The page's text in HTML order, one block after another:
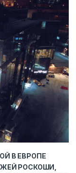
В ЕВРОПЕ
РОСКОШИ,